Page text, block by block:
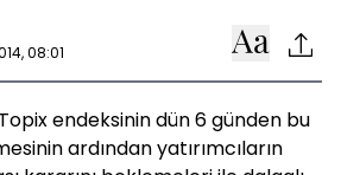
08:01
endeksinin dün 6 günden bu
ardından yatırımcıların